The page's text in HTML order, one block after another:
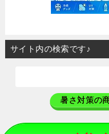
サイト内の検索です♪
暑さ対策の